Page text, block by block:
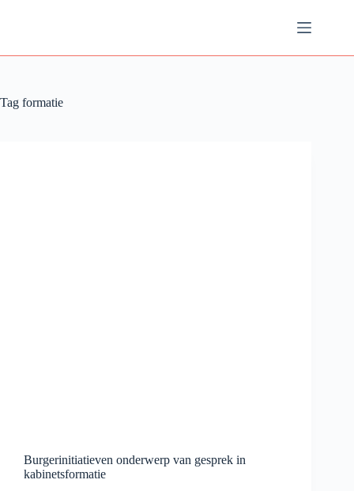
Tag formatie
Burgerinitiatieven onderwerp van gesprek in
kabinetsformatie